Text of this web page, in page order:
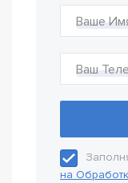
Ваше
Ваш
на